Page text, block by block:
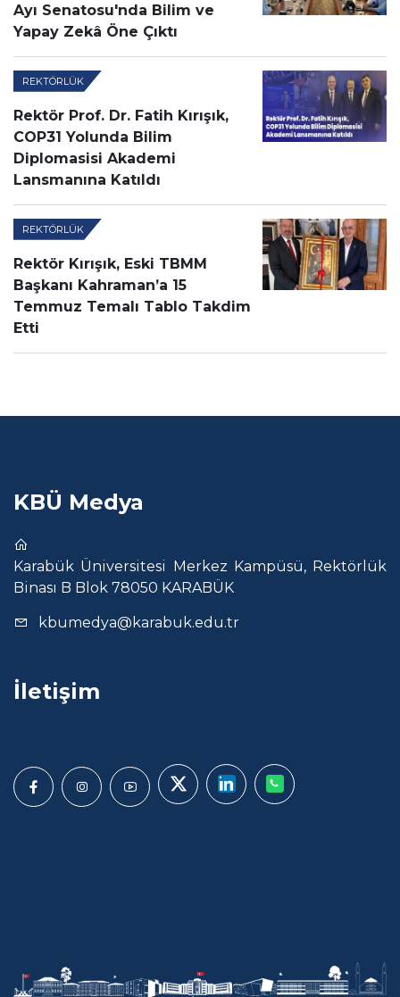
Ayı Senatosu'nda Bilim ve
Yapay Zekâ Öne Çıktı
REKTÖRLÜK
Rektör Prof. Dr. Fatih Kırışık,
COP31 Yolunda Bilim
Diplomasisi Akademi
Lansmanına Katıldı
REKTÖRLÜK
Rektör Kırışık, Eski TBMM
Başkanı Kahraman’a 15
Temmuz Temalı Tablo Takdim
Etti
KBÜ Medya
Karabük Üniversitesi Merkez Kampüsü, Rektörlük
Binası B Blok 78050 KARABÜK
kbumedya@karabuk.edu.tr
İletişim